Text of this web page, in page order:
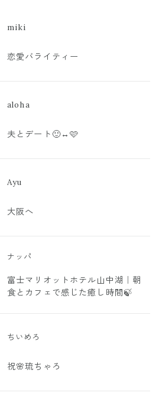
miki
恋愛バライティー
aloha
夫とデート🙂‍↔️🩷
Ayu
大阪へ
ナッパ
富士マリオットホテル山中湖｜朝
食とカフェで感じた癒し時間🍃
ちいめろ
祝🌸琉ちゃろ